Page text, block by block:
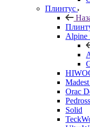
Плинтус
Alpine
Orac
Pedross
Solid